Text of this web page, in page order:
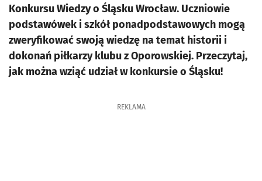
Konkursu Wiedzy o Śląsku Wrocław. Uczniowie
podstawówek i szkół ponadpodstawowych mogą
zweryfikować swoją wiedzę na temat historii i
dokonań piłkarzy klubu z Oporowskiej. Przeczytaj,
jak można wziąć udział w konkursie o Śląsku!
REKLAMA